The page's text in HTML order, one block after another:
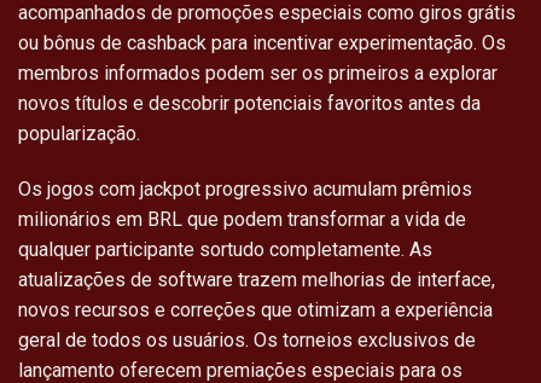
acompanhados de promoções especiais como giros grátis
ou bônus de cashback para incentivar experimentação. Os
membros informados podem ser os primeiros a explorar
novos títulos e descobrir potenciais favoritos antes da
popularização.
Os jogos com jackpot progressivo acumulam prêmios
milionários em BRL que podem transformar a vida de
qualquer participante sortudo completamente. As
atualizações de software trazem melhorias de interface,
novos recursos e correções que otimizam a experiência
geral de todos os usuários. Os torneios exclusivos de
lançamento oferecem premiações especiais para os